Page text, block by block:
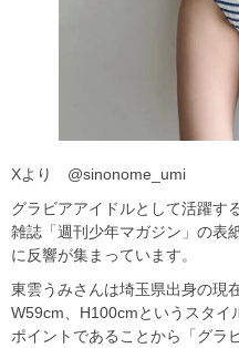
Xより @sinonome_umi
グラビアアイドルとして活躍す
雑誌「週刊少年マガジン」の表
に反響が集まっています。
東雲うみさんは埼玉県出身の現
W59cm、H100cmというスタイ
ポイントであることから「グラ